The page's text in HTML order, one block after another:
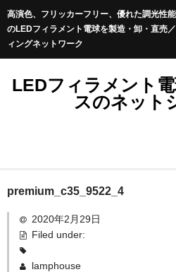
高演色、フリッカーフリー、優れた調光性
のLEDフィラメント電球を製造・卸・直売
ィングネットワーク
LEDフィラメント
スのネット
LEDフィラメント電球プレミアム＜
ストリングライト（提灯コード）
きらめくLED電球ブリリアント
アウトレット品
premium_c35_9522_4
2020年2月29日
Filed under:
lamphouse